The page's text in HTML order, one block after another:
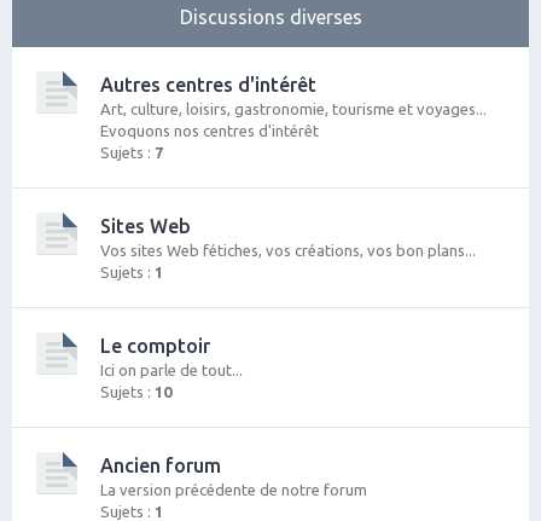
Discussions diverses
Autres centres d'intérêt
Art, culture, loisirs, gastronomie, tourisme et voyages...
Evoquons nos centres d'intérêt
Sujets : 7
Sites Web
Vos sites Web fétiches, vos créations, vos bon plans...
Sujets : 1
Le comptoir
Ici on parle de tout...
Sujets : 10
Ancien forum
La version précédente de notre forum
Sujets : 1